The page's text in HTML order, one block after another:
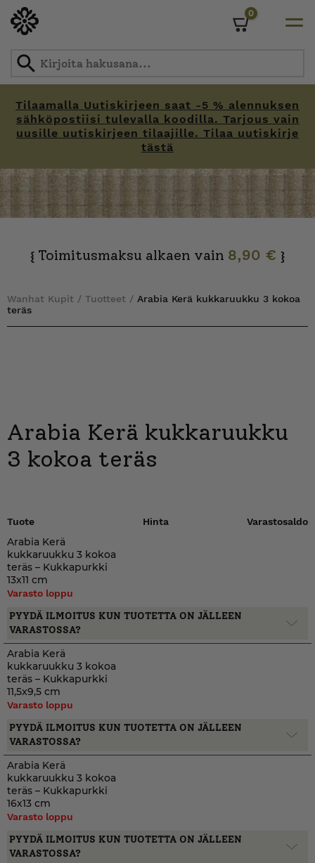
Tilaamalla Uutiskirjeen saat -5 % alennuksen
sähköpostiisi tulevalla koodilla. Tarjous vain
uusille uutiskirjeen tilaajille. Tilaa uutiskirje
tästä
0
{ Toimitusmaksu alkaen vain 8,90 € }
Wanhat Kupit / Tuotteet / Arabia Kerä kukkaruukku 3 kokoa
teräs
Arabia Kerä kukkaruukku
3 kokoa teräs
Tuote Hinta Varastosaldo
Arabia Kerä
kukkaruukku 3 kokoa
teräs – Kukkapurkki
13x11 cm
Varasto loppu
PYYDÄ ILMOITUS KUN TUOTETTA ON JÄLLEEN
VARASTOSSA?
Arabia Kerä
kukkaruukku 3 kokoa
teräs – Kukkapurkki
11,5x9,5 cm
Varasto loppu
PYYDÄ ILMOITUS KUN TUOTETTA ON JÄLLEEN
VARASTOSSA?
Arabia Kerä
kukkaruukku 3 kokoa
teräs – Kukkapurkki
16x13 cm
Varasto loppu
PYYDÄ ILMOITUS KUN TUOTETTA ON JÄLLEEN
VARASTOSSA?